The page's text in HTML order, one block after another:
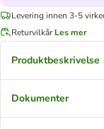
Levering innen 3-5
Returvilkår Les mer
Produktbeskrivelse
Dokumenter